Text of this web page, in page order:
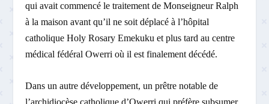
qui avait commencé le traitement de Monseigneur Ralph
à la maison avant qu’il ne soit déplacé à l’hôpital
catholique Holy Rosary Emekuku et plus tard au centre
médical fédéral Owerri où il est finalement décédé.
Dans un autre développement, un prêtre notable de
l’archidiocèse catholique d’Owerri qui préfère subsumer